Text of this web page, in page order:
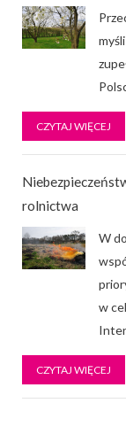
CZYTAJ WIĘCEJ
rolnictwa
W
w
CZYTAJ WIĘCEJ